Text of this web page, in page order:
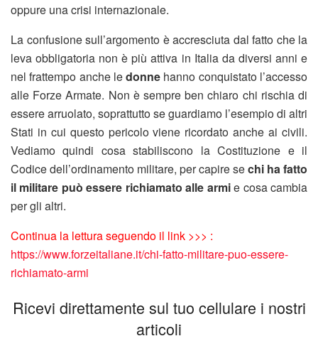
oppure una crisi internazionale.
La confusione sull’argomento è accresciuta dal fatto che la
leva obbligatoria non è più attiva in Italia da diversi anni e
nel frattempo anche ledonne hanno conquistato l’accesso
alle Forze Armate. Non è sempre ben chiaro chi rischia di
essere arruolato, soprattutto se guardiamo l’esempio di altri
Stati in cui questo pericolo viene ricordato anche ai civili.
Vediamo quindi cosa stabiliscono la Costituzione e il
Codice dell’ordinamento militare, per capire sechi ha fatto
il militare può essere richiamato alle armie cosa cambia
per gli altri.
Continua la lettura seguendo il link >>> :
https://www.forzeitaliane.it/chi-fatto-militare-puo-essere-
richiamato-armi
Ricevi direttamente sul tuo cellulare i nostri
articoli